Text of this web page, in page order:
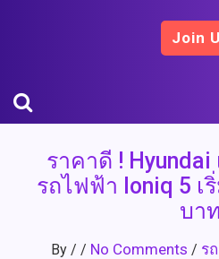
Join
ราคาดี ! Hyundai
รถไฟฟ้า Ioniq 5 เ
บาท
By / / No Comments / ร